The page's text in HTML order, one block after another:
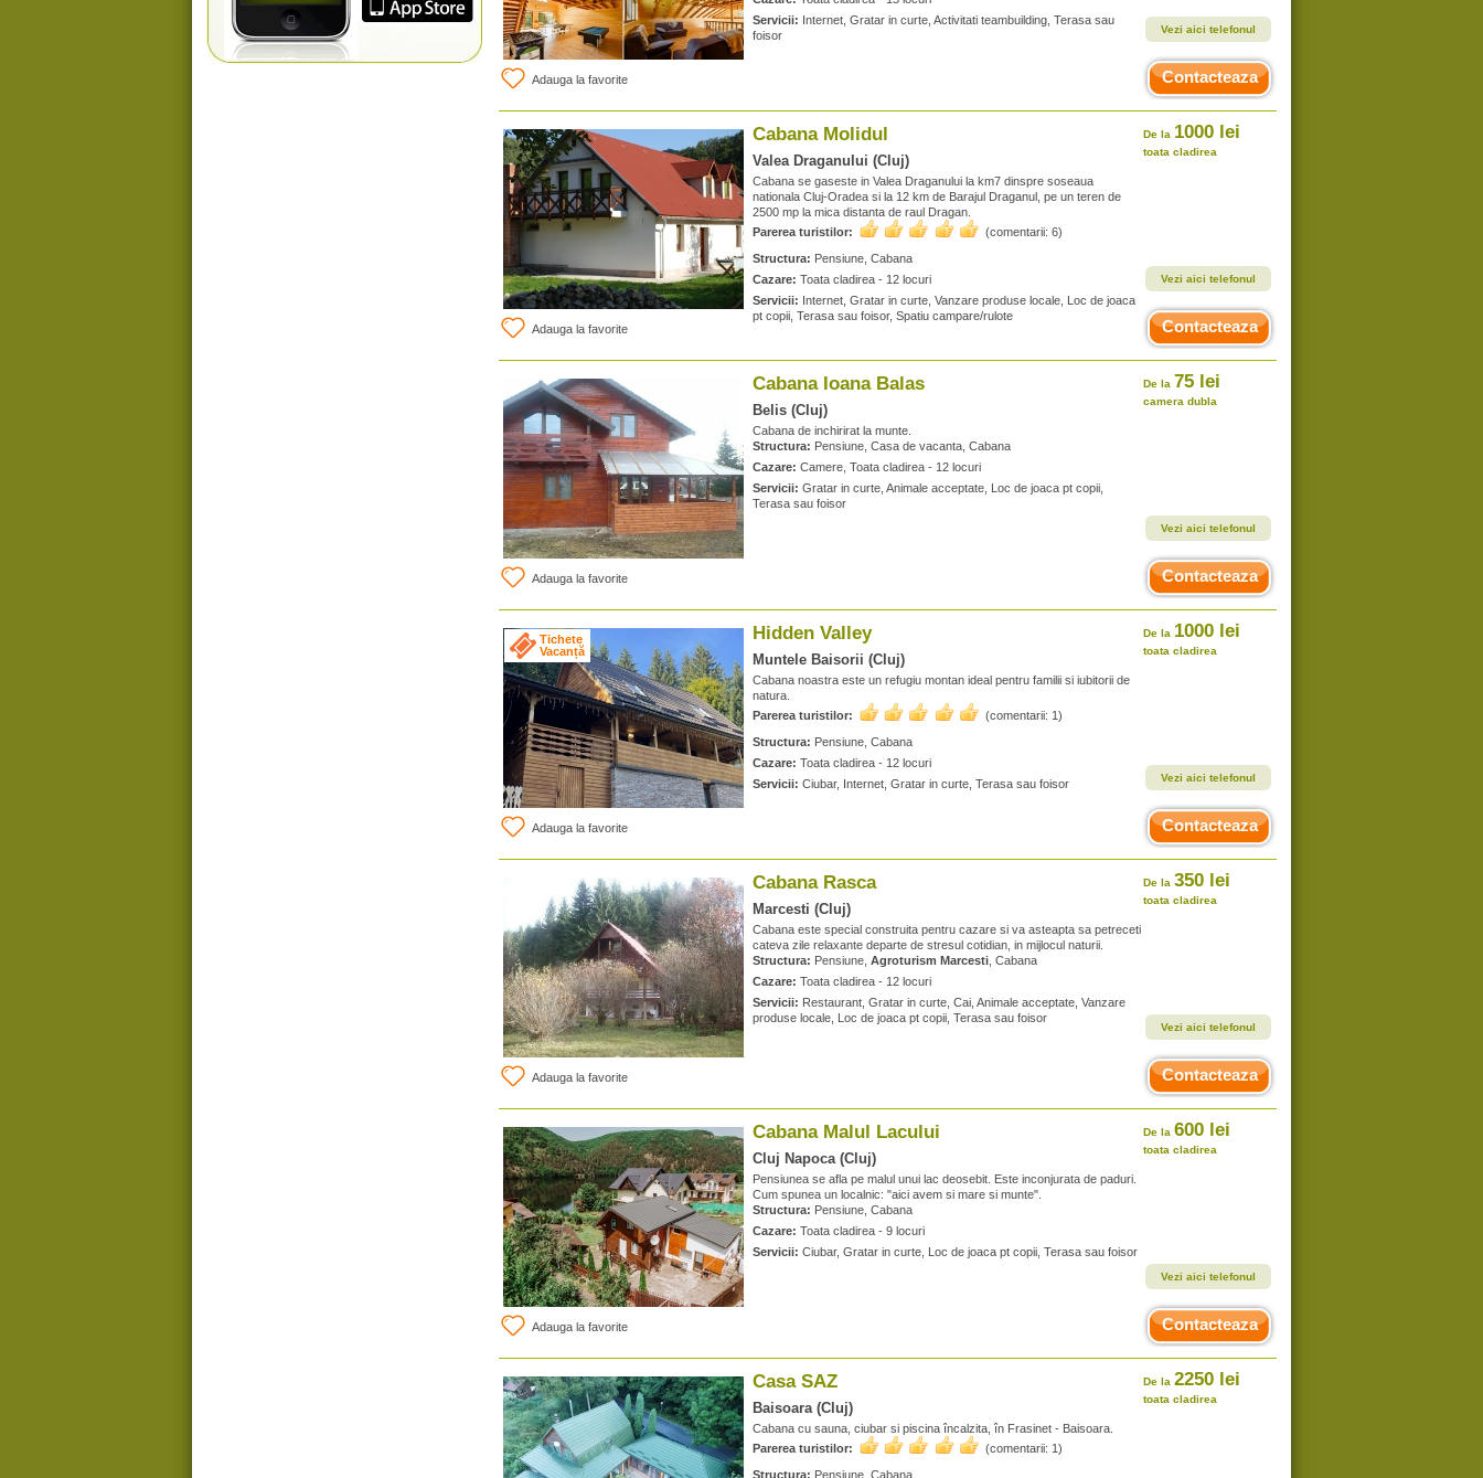
Adauga la favorite
Servicii: Internet, Gratar in curte, Activitati teambuilding, Terasa sau
foisor
Vezi aici telefonul
Contacteaza
Adauga la favorite
Cabana Molidul
Valea Draganului (Cluj)
Cabana se gaseste in Valea Draganului la km7 dinspre soseaua
nationala Cluj-Oradea si la 12 km de Barajul Draganul, pe un teren de
2500 mp la mica distanta de raul Dragan.
Parerea turistilor:
(comentarii: 6)
Structura: Pensiune, Cabana
Cazare: Toata cladirea - 12 locuri
Servicii: Internet, Gratar in curte, Vanzare produse locale, Loc de joaca
pt copii, Terasa sau foisor, Spatiu campare/rulote
De la 1000 lei
toata cladirea
Vezi aici telefonul
Contacteaza
Adauga la favorite
Cabana Ioana Balas
Belis (Cluj)
Cabana de inchirirat la munte.
Structura: Pensiune, Casa de vacanta, Cabana
Cazare: Camere, Toata cladirea - 12 locuri
Servicii: Gratar in curte, Animale acceptate, Loc de joaca pt copii,
Terasa sau foisor
De la 75 lei
camera dubla
Vezi aici telefonul
Contacteaza
Tichete
Vacanță
Adauga la favorite
Hidden Valley
Muntele Baisorii (Cluj)
Cabana noastra este un refugiu montan ideal pentru familii si iubitorii de
natura.
Parerea turistilor:
(comentarii: 1)
Structura: Pensiune, Cabana
Cazare: Toata cladirea - 12 locuri
Servicii: Ciubar, Internet, Gratar in curte, Terasa sau foisor
De la 1000 lei
toata cladirea
Vezi aici telefonul
Contacteaza
Adauga la favorite
Cabana Rasca
Marcesti (Cluj)
Cabana este special construita pentru cazare si va asteapta sa petreceti
cateva zile relaxante departe de stresul cotidian, in mijlocul naturii.
Structura: Pensiune, Agroturism Marcesti , Cabana
Cazare: Toata cladirea - 12 locuri
Servicii: Restaurant, Gratar in curte, Cai, Animale acceptate, Vanzare
produse locale, Loc de joaca pt copii, Terasa sau foisor
De la 350 lei
toata cladirea
Vezi aici telefonul
Contacteaza
Adauga la favorite
Cabana Malul Lacului
Cluj Napoca (Cluj)
Pensiunea se afla pe malul unui lac deosebit. Este inconjurata de paduri.
Cum spunea un localnic: "aici avem si mare si munte".
Structura: Pensiune, Cabana
Cazare: Toata cladirea - 9 locuri
Servicii: Ciubar, Gratar in curte, Loc de joaca pt copii, Terasa sau foisor
De la 600 lei
toata cladirea
Vezi aici telefonul
Contacteaza
Casa SAZ
Baisoara (Cluj)
Cabana cu sauna, ciubar si piscina încalzita, în Frasinet - Baisoara.
Parerea turistilor:
(comentarii: 1)
Structura: Pensiune, Cabana
De la 2250 lei
toata cladirea